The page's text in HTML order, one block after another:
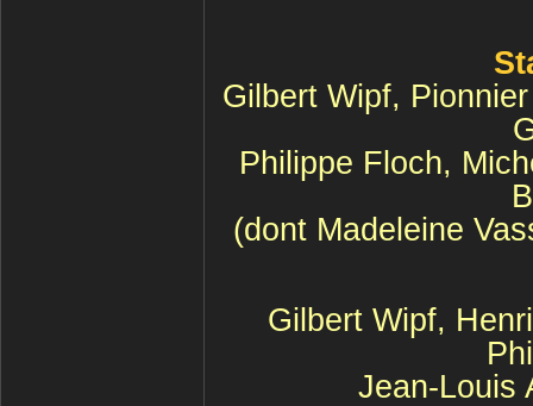
Gilbert Wipf,
Philippe Floch,
(dont Madeleine
Gilbert Wipf,
Jean-Louis